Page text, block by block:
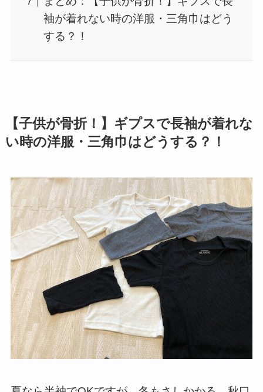
袖が着れない時の洋服・三角巾はどう
する？！
【子供が骨折！】ギプスで長袖が着れな
い時の洋服・三角巾はどうする？！